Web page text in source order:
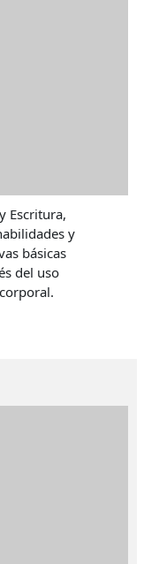
Escritura,
y
básicas
del uso